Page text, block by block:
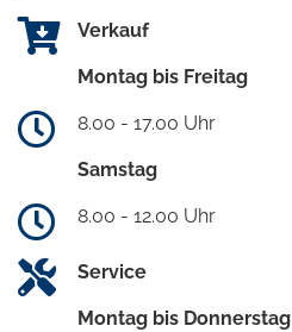
Verkauf
Montag bis Freitag
8.00 - 17.00 Uhr
Samstag
8.00 - 12.00 Uhr
Service
Montag bis Donnerstag